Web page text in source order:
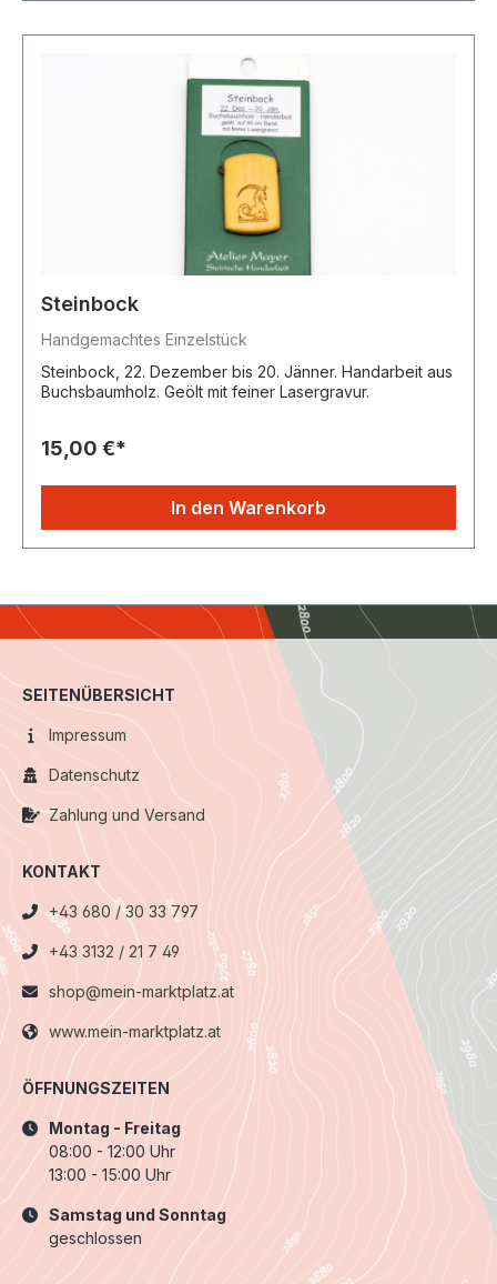
Steinbock
Handgemachtes Einzelstück
Steinbock, 22. Dezember bis 20. Jänner. Handarbeit aus
Buchsbaumholz. Geölt mit feiner Lasergravur.
15,00 €*
In den Warenkorb
SEITENÜBERSICHT
Impressum
Datenschutz
Zahlung und Versand
KONTAKT
+43 680 / 30 33 797
+43 3132 / 21 7 49
shop@mein-marktplatz.at
www.mein-marktplatz.at
ÖFFNUNGSZEITEN
Montag - Freitag
08:00 - 12:00 Uhr
13:00 - 15:00 Uhr
Samstag und Sonntag
geschlossen